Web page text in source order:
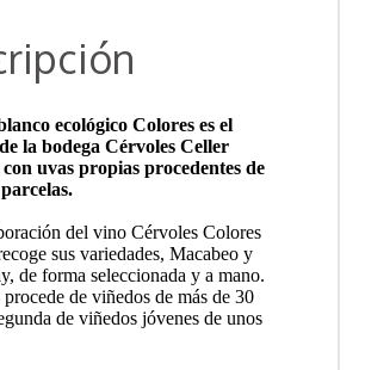
ecológico Colores es el
la bodega Cérvoles Celler
uvas propias procedentes de
del vino Cérvoles Colores
sus variedades, Macabeo y
de forma seleccionada y a mano.
de viñedos de más de 30
de viñedos jóvenes de unos